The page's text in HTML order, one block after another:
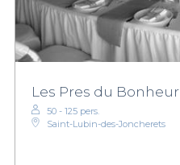
Les Pres du Bonheur
50 - 125 pers.
Saint-Lubin-des-Joncherets